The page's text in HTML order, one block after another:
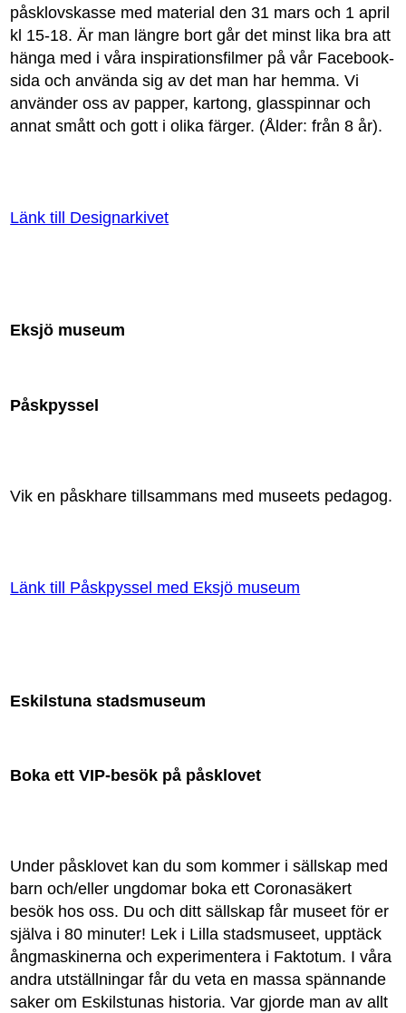
påsklovskasse med material den 31 mars och 1 april
kl 15-18. Är man längre bort går det minst lika bra att
hänga med i våra inspirationsfilmer på vår Facebook-
sida och använda sig av det man har hemma. Vi
använder oss av papper, kartong, glasspinnar och
annat smått och gott i olika färger. (Ålder: från 8 år).
Länk till Designarkivet
Eksjö museum
Påskpyssel
Vik en påskhare tillsammans med museets pedagog.
Länk till Påskpyssel med Eksjö museum
Eskilstuna stadsmuseum
Boka ett VIP-besök på påsklovet
Under påsklovet kan du som kommer i sällskap med
barn och/eller ungdomar boka ett Coronasäkert
besök hos oss. Du och ditt sällskap får museet för er
själva i 80 minuter! Lek i Lilla stadsmuseet, upptäck
ångmaskinerna och experimentera i Faktotum. I våra
andra utställningar får du veta en massa spännande
saker om Eskilstunas historia. Var gjorde man av allt